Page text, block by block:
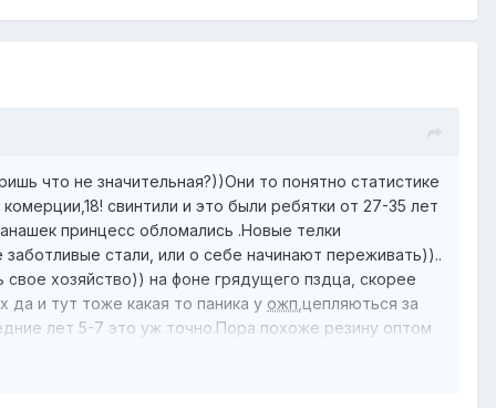
что не значительная?))Они то понятно статистике
свинтили и это были ребятки от 27-35 лет
принцесс обломались .Новые телки
заботливые стали, или о себе начинают переживать))..
хозяйство)) на фоне грядущего пздца, скорее
да и тут тоже какая то паника у ожп ,цепляються за
лет 5-7 это уж точно.Пора похоже резину оптом